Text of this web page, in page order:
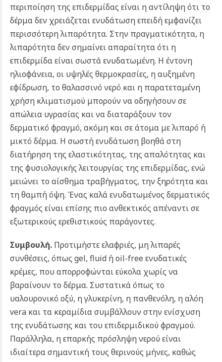
περιποίηση της επιδερμίδας είναι η αντίληψη ότι το
δέρμα δεν χρειάζεται ενυδάτωση επειδή εμφανίζει
περισσότερη λιπαρότητα. Στην πραγματικότητα, η
λιπαρότητα δεν σημαίνει απαραίτητα ότι η
επιδερμίδα είναι σωστά ενυδατωμένη. Η έντονη
ηλιοφάνεια, οι υψηλές θερμοκρασίες, η αυξημένη
εφίδρωση, το θαλασσινό νερό και η παρατεταμένη
χρήση κλιματισμού μπορούν να οδηγήσουν σε
απώλεια υγρασίας και να διαταράξουν τον
δερματικό φραγμό, ακόμη και σε άτομα με λιπαρό ή
μικτό δέρμα. Η σωστή ενυδάτωση βοηθά στη
διατήρηση της ελαστικότητας, της απαλότητας και
της φυσιολογικής λειτουργίας της επιδερμίδας, ενώ
μειώνει το αίσθημα τραβήγματος, την ξηρότητα και
τη θαμπή όψη. Ένας καλά ενυδατωμένος δερματικός
φραγμός είναι επίσης πιο ανθεκτικός απέναντι σε
εξωτερικούς ερεθιστικούς παράγοντες.
Συμβουλή. Προτιμήστε ελαφριές, μη λιπαρές
συνθέσεις, όπως gel, fluid ή oil-free ενυδατικές
κρέμες, που απορροφώνται εύκολα χωρίς να
βαραίνουν το δέρμα. Συστατικά όπως το
υαλουρονικό οξύ, η γλυκερίνη, η πανθενόλη, η αλόη
vera και τα κεραμίδια συμβάλλουν στην ενίσχυση
της ενυδάτωσης και του επιδερμιδικού φραγμού.
Παράλληλα, η επαρκής πρόσληψη νερού είναι
ιδιαίτερα σημαντική τους θερινούς μήνες, καθώς